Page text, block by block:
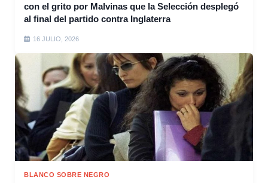
con el grito por Malvinas que la Selección desplegó
al final del partido contra Inglaterra
16 JULIO, 2026
BLANCO SOBRE NEGRO